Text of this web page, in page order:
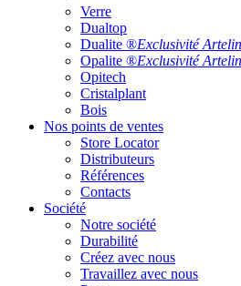
Verre
Dualtop
Dualite ®Exclusivité
Opalite ®Exclusivité
Opitech
Cristalplant
Bois
Nos points de ventes
Store Locator
Distributeurs
Références
Contacts
Société
Notre société
Durabilité
Créez avec nous
Travaillez avec nous